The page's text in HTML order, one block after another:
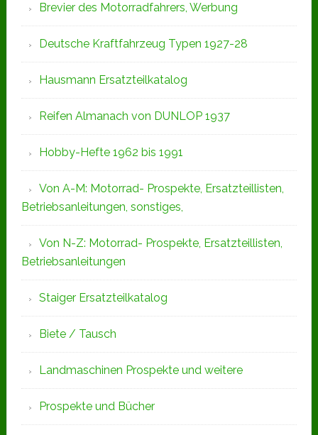
Brevier des Motorradfahrers, Werbung
Deutsche Kraftfahrzeug Typen 1927-28
Hausmann Ersatzteilkatalog
Reifen Almanach von DUNLOP 1937
Hobby-Hefte 1962 bis 1991
Von A-M: Motorrad- Prospekte, Ersatzteillisten,
Betriebsanleitungen, sonstiges,
Von N-Z: Motorrad- Prospekte, Ersatzteillisten,
Betriebsanleitungen
Staiger Ersatzteilkatalog
Biete / Tausch
Landmaschinen Prospekte und weitere
Prospekte und Bücher